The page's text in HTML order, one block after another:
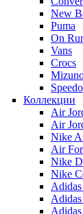
New
Puma
On
Vans
Crocs
Speedo
Коллекции
Air
Air
Nike
Air
Nike
Nike
Adidas